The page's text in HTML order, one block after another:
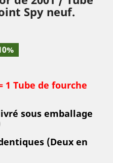
Spy neuf.
1 Tube de fourche
sous emballage
(Deux en